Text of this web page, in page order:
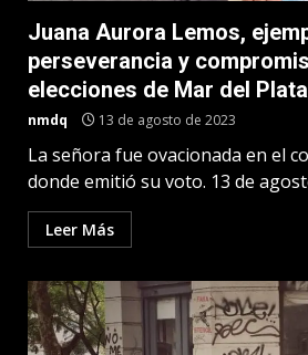
Juana Aurora Lemos,
perseverancia y
elecciones de Mar del Plata
nmdq 13 de agosto de 2023
La señora fue ovacionada en el
donde emitió su voto. 13 de
Leer Más